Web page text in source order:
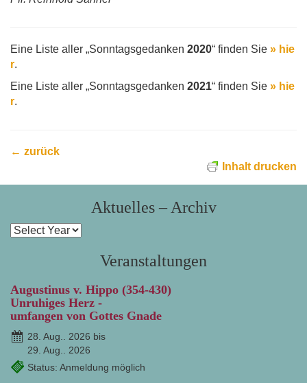
Eine Liste aller „Sonntagsgedanken 2020“ finden Sie » hie
r.
Eine Liste aller „Sonntagsgedanken 2021“ finden Sie » hie
r.
← zurück
Inhalt drucken
Aktuelles – Archiv
Veranstaltungen
Augustinus v. Hippo (354-430)
Unruhiges Herz -
umfangen von Gottes Gnade
28. Aug.. 2026 bis
29. Aug.. 2026
Status: Anmeldung möglich